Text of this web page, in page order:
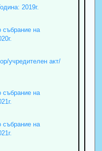
2019г.
събрание на
учредителен акт/
събрание на
събрание на